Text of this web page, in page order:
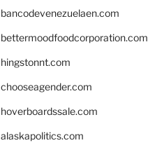
bancodevenezuelaen.com
bettermoodfoodcorporation.com
hingstonnt.com
chooseagender.com
hoverboardssale.com
alaskapolitics.com